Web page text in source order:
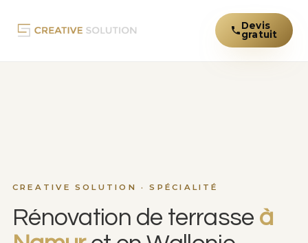
Devis
gratuit
CREATIVE SOLUTION · SPÉCIALITÉ
Rénovation de terrasse à